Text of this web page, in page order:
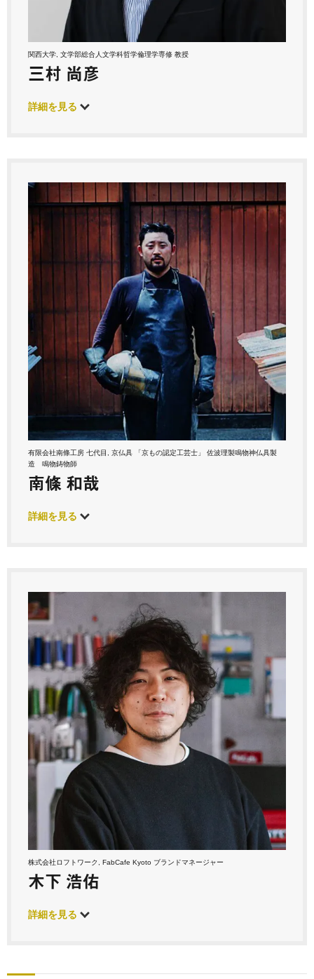
関西大学, 文学部総合人文学科哲学倫理学専修 教授
三村 尚彦
詳細を見る
有限会社南條工房 七代目, 京仏具 「京もの認定工芸士」 佐波理製鳴物神仏具製
造 鳴物鋳物師
南條 和哉
詳細を見る
株式会社ロフトワーク, FabCafe Kyoto ブランドマネージャー
木下 浩佑
詳細を見る